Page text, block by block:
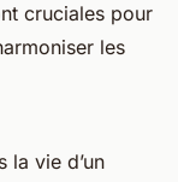
cruciales pour
les
la vie d’un